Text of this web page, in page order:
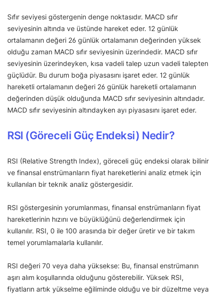
Sıfır seviyesi göstergenin denge noktasıdır. MACD sıfır
seviyesinin altında ve üstünde hareket eder. 12 günlük
ortalamanın değeri 26 günlük ortalamanın değerinden yüksek
olduğu zaman MACD sıfır seviyesinin üzerindedir. MACD sıfır
seviyesinin üzerindeyken, kısa vadeli talep uzun vadeli talepten
güçlüdür. Bu durum boğa piyasasını işaret eder. 12 günlük
hareketli ortalamanın değeri 26 günlük hareketli ortalamanın
değerinden düşük olduğunda MACD sıfır seviyesinin altındadır.
MACD sıfır seviyesinin altındayken ayı piyasasını işaret eder.
RSI (Göreceli Güç Endeksi) Nedir?
RSI (Relative Strength Index), göreceli güç endeksi olarak bilinir
ve finansal enstrümanların fiyat hareketlerini analiz etmek için
kullanılan bir teknik analiz göstergesidir.
RSI göstergesinin yorumlanması, finansal enstrümanların fiyat
hareketlerinin hızını ve büyüklüğünü değerlendirmek için
kullanılır. RSI, 0 ile 100 arasında bir değer üretir ve bir takım
temel yorumlamalarla kullanılır.
RSI değeri 70 veya daha yüksekse: Bu, finansal enstrümanın
aşırı alım koşullarında olduğunu gösterebilir. Yüksek RSI,
fiyatların artık yükselme eğiliminde olduğu ve bir düzeltme veya